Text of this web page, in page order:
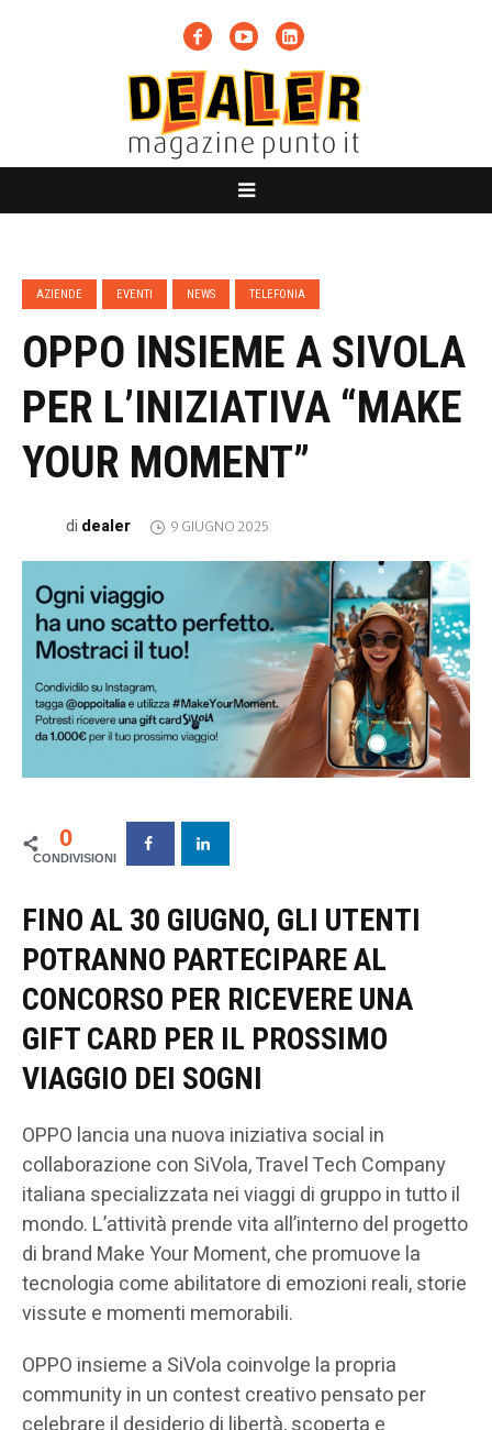
AZIENDE EVENTI NEWS TELEFONIA
OPPO INSIEME A SIVOLA
PER L’INIZIATIVA “MAKE
YOUR MOMENT”
di dealer 9 GIUGNO 2025
0
FINO AL 30 GIUGNO, GLI UTENTI
POTRANNO PARTECIPARE AL
CONCORSO PER RICEVERE UNA
GIFT CARD PER IL PROSSIMO
VIAGGIO DEI SOGNI
OPPO lancia una nuova iniziativa social in
collaborazione con SiVola, Travel Tech Company
italiana specializzata nei viaggi di gruppo in tutto il
mondo. L’attività prende vita all’interno del progetto
di brand Make Your Moment, che promuove la
tecnologia come abilitatore di emozioni reali, storie
vissute e momenti memorabili.
OPPO insieme a SiVola coinvolge la propria
community in un contest creativo pensato per